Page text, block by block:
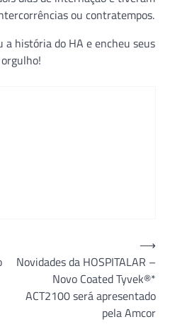
ou contratempos.
história do HA e encheu seus
Novidades da HOSPITALAR –
Novo Coated Tyvek®*
ACT2100 será apresentado
pela Amcor
⟶